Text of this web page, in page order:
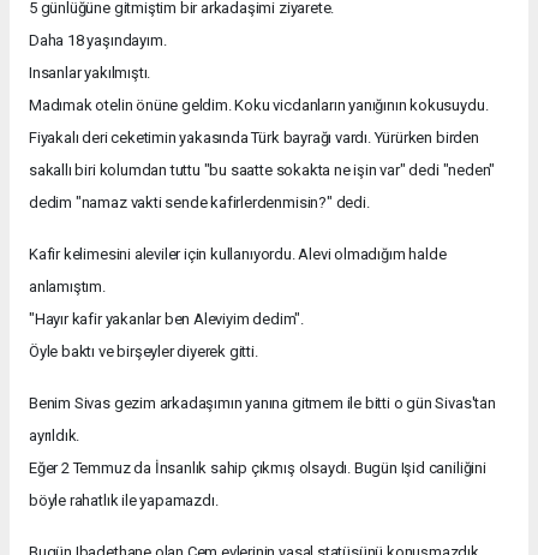
5 günlüğüne gitmiştim bir arkadaşimi ziyarete.
Daha 18 yaşındayım.
Insanlar yakılmıştı.
Madımak otelin önüne geldim. Koku vicdanların yanığının kokusuydu.
Fiyakalı deri ceketimin yakasında Türk bayrağı vardı. Yürürken birden
sakallı biri kolumdan tuttu "bu saatte sokakta ne işin var" dedi "neden"
dedim "namaz vakti sende kafirlerdenmisin?" dedi.
Kafir kelimesini aleviler için kullanıyordu. Alevi olmadığım halde
anlamıştım.
"Hayır kafir yakanlar ben Aleviyim dedim".
Öyle baktı ve birşeyler diyerek gitti.
Benim Sivas gezim arkadaşımın yanına gitmem ile bitti o gün Sivas'tan
ayrıldık.
Eğer 2 Temmuz da İnsanlık sahip çıkmış olsaydı. Bugün Işid caniliğini
böyle rahatlık ile yapamazdı.